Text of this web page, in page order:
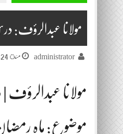
مولانا عبدالرؤف: درس
administrator مئ 24, 2018
مولانا عبدالرؤف |
موضوع: ماہ